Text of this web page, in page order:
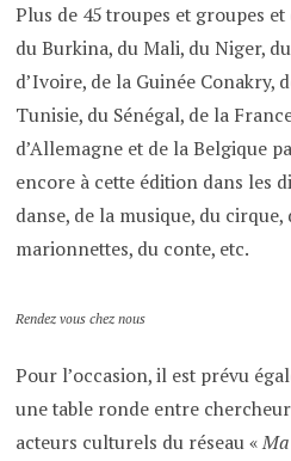
Plus de 45 troupes et groupes
du Burkina, du Mali, du Niger,
d’Ivoire, de la Guinée Conakry,
Tunisie, du Sénégal, de la
d’Allemagne et de la Belgique
encore à cette édition dans les
danse, de la musique, du cirque,
marionnettes, du conte, etc.
Rendez vous chez nous
Pour l’occasion, il est prévu
une table ronde entre
acteurs culturels du réseau «